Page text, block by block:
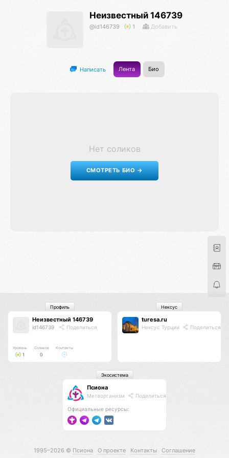
Неизвестный 146739
@id146739 1 Добавить
Написать Лента Био
Нет соликов
СМОТРЕТЬ БИО →
Неизвестный 146739
id146739 Поделиться
Уровень
1
Соликов
0
Контакты
Профиль
turesa.ru
Нексус Турции Поделиться
Нексус
Псиона
Метаорганизм Поделиться
Официальные ресурсы:
Экосистема
1995–2026 © Псиона О проекте Контакты Соглашение